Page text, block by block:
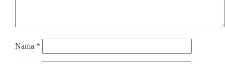
Nama *